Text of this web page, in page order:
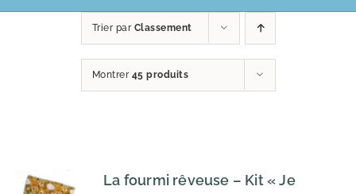
Trier par Classement
Montrer 45 produits
La fourmi rêveuse – Kit « Je